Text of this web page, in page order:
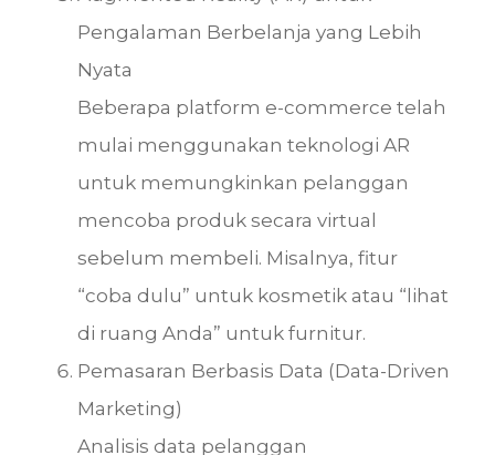
Pengalaman Berbelanja yang Lebih
Nyata
Beberapa platform e-commerce telah
mulai menggunakan teknologi AR
untuk memungkinkan pelanggan
mencoba produk secara virtual
sebelum membeli. Misalnya, fitur
“coba dulu” untuk kosmetik atau “lihat
di ruang Anda” untuk furnitur.
Pemasaran Berbasis Data (Data-Driven
Marketing)
Analisis data pelanggan